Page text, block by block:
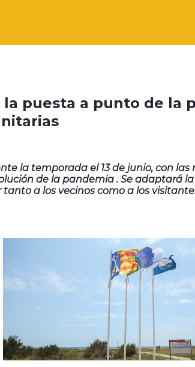
la puesta a punto de la
la temporada el 13 de junio, con
de la pandemia . Se adaptará
a los vecinos como a los